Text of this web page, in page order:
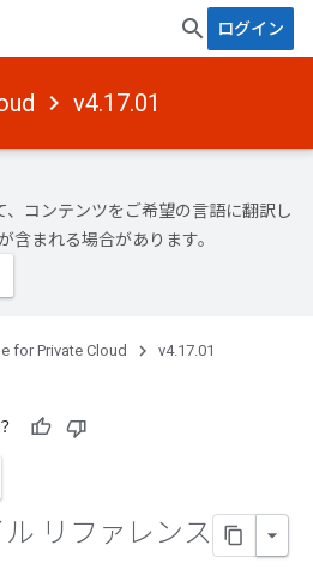
ログイン
v4.17.01
、コンテンツをご希望の言語に翻訳し
含まれる場合があります。
for Private Cloud
v4.17.01
リファレンス